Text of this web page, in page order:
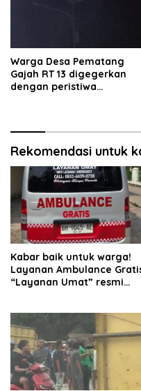
Warga Desa Pematang
Gajah RT 13 digegerkan
dengan peristiwa
Rekomendasi untuk
Kabar baik untuk warga!
Layanan Ambulance
“Layanan Umat” resmi